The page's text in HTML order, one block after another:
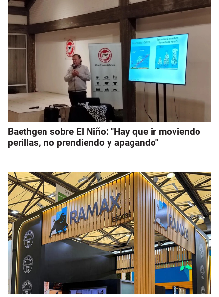
Baethgen sobre El Niño: "Hay que ir moviendo
perillas, no prendiendo y apagando"